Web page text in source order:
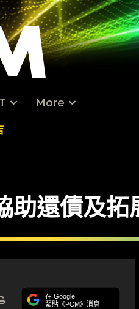
More
還債及拓
在 Google
緊貼《PCM》消息